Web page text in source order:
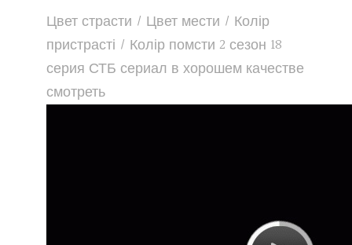
Цвет страсти / Цвет мести / Колір
пристрасті / Колір помсти 2 сезон 18
серия СТБ сериал в хорошем качестве
смотреть